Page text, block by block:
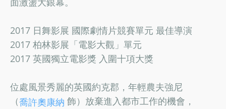
2017 日舞影展 國際劇情片競賽單元 最佳導演
2017 柏林影展「電影大觀」單元
2017 英國獨立電影獎 入圍十項大獎
位處風景秀麗的英國約克郡，年輕農夫強尼
（喬許奧康納 飾）放棄進入都市工作的機會，